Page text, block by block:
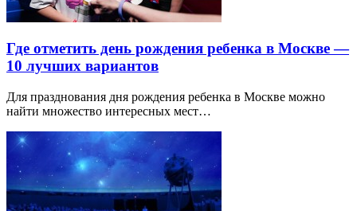
Где отметить день рождения ребенка в Москве —
10 лучших вариантов
Для празднования дня рождения ребенка в Москве можно
найти множество интересных мест…